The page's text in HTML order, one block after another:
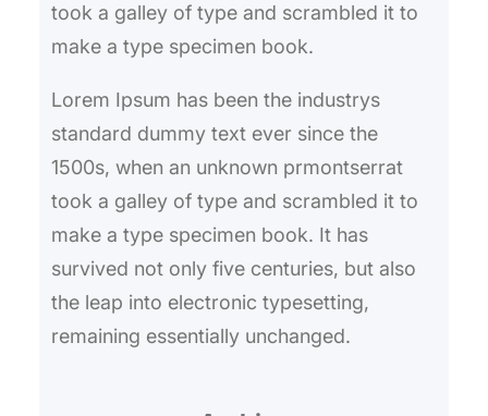
took a galley of type and scrambled it to
make a type specimen book.
Lorem Ipsum has been the industrys
standard dummy text ever since the
1500s, when an unknown prmontserrat
took a galley of type and scrambled it to
make a type specimen book. It has
survived not only five centuries, but also
the leap into electronic typesetting,
remaining essentially unchanged.